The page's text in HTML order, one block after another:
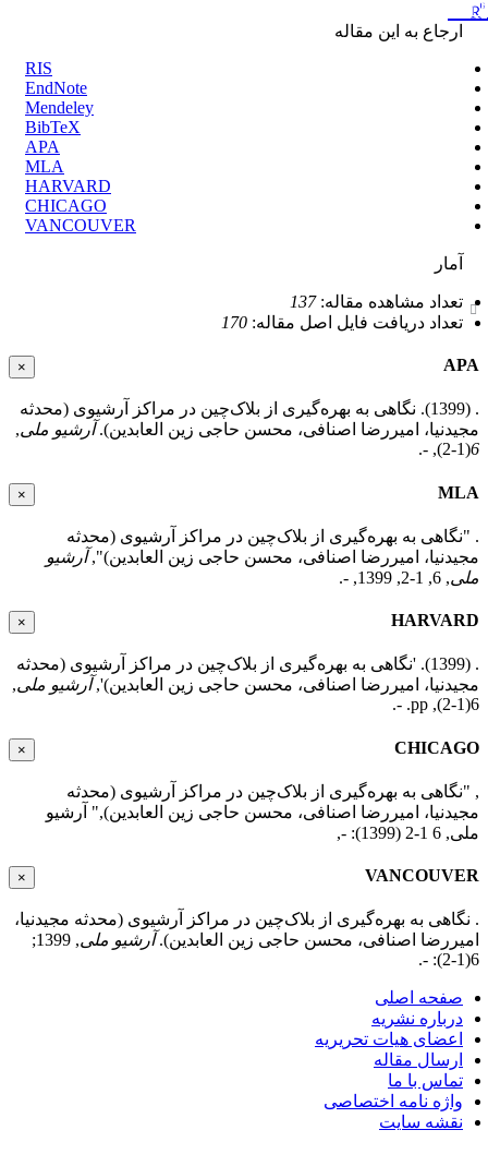
ارجاع به این مقاله
RIS
EndNote
Mendeley
BibTeX
APA
MLA
HARVARD
CHICAGO
VANCOUVER
آمار
تعداد مشاهده مقاله:137
تعداد دریافت فایل اصل مقاله: 170
× APA
. (1399). نگاهی به بهره‌گیری از بلاک‌چین در مراکز آرشیوی (محدثه
مجیدنیا، امیررضا اصنافی، محسن حاجی زین العابدین).آرشیو ملی,
6
(1-2), -.
× MLA
. "نگاهی به بهره‌گیری از بلاک‌چین در مراکز آرشیوی (محدثه
مجیدنیا، امیررضا اصنافی، محسن حاجی زین العابدین)",آرشیو
ملی, 6, 1-2, 1399, -.
× HARVARD
. (1399). 'نگاهی به بهره‌گیری از بلاک‌چین در مراکز آرشیوی (محدثه
مجیدنیا، امیررضا اصنافی، محسن حاجی زین العابدین)',آرشیو ملی,
6(1-2), pp. -.
× CHICAGO
, "نگاهی به بهره‌گیری از بلاک‌چین در مراکز آرشیوی (محدثه
مجیدنیا، امیررضا اصنافی، محسن حاجی زین العابدین)," آرشیو
ملی, 6 1-2 (1399): -,
× VANCOUVER
. نگاهی به بهره‌گیری از بلاک‌چین در مراکز آرشیوی (محدثه مجیدنیا،
امیررضا اصنافی، محسن حاجی زین العابدین).آرشیو ملی
, 1399;
6(1-2): -.
صفحه اصلی
درباره نشریه
اعضای هیات تحریریه
ارسال مقاله
تماس با ما
واژه نامه اختصاصی
نقشه سایت